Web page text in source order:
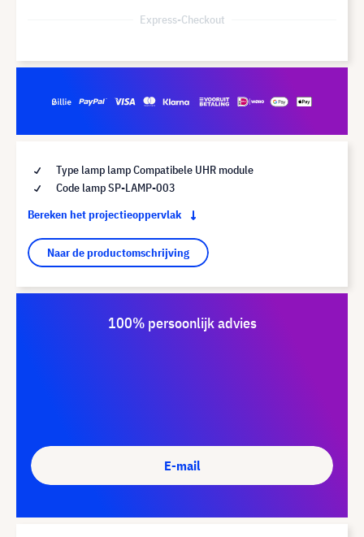
Express-Checkout
Type lamp lamp Compatibele UHR module
Code lamp SP-LAMP-003
Bereken het projectieoppervlak
Naar de productomschrijving
100% persoonlijk advies
E-mail